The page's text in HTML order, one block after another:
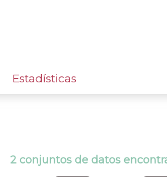
Estadísticas
2 conjuntos de datos